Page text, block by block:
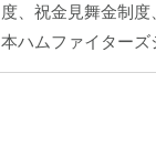
度、祝金見舞金制
本ハムファイターズ